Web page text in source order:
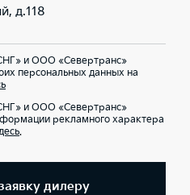
д.118
и ООО «Севертранс»
персональных данных на
и ООО «Севертранс»
рекламного характера
.
дилеру